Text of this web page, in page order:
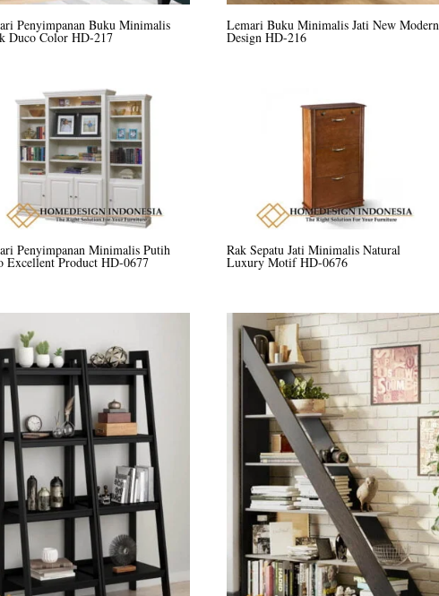
Penyimpanan Buku Minimalis
Duco Color HD-217
Lemari Buku Minimalis Jati New Modern
Design HD-216
Penyimpanan Minimalis Putih
Excellent Product HD-0677
Rak Sepatu Jati Minimalis Natural
Luxury Motif HD-0676